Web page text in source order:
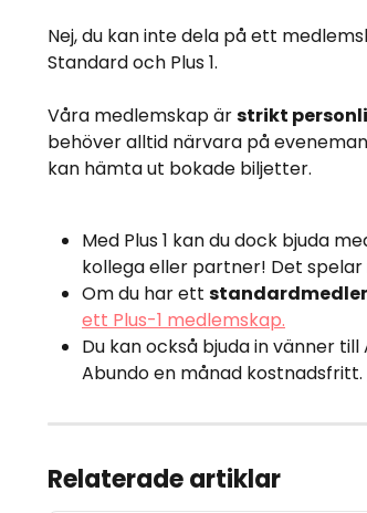
Nej, du kan inte dela på ett
Standard och Plus 1.
Våra medlemskap är strikt
behöver alltid närvara på
kan hämta ut bokade biljetter.
Med Plus 1 kan du dock bjuda
kollega eller partner! Det spelar
Om du har ett
ett Plus-1 medlemskap.
Du kan också bjuda in vänner
Abundo en månad kostnadsfritt.
Relaterade artiklar